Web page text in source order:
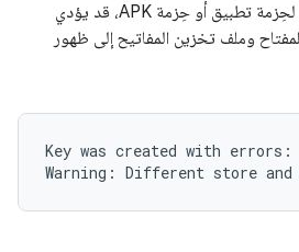
إعداد ميزة "توقيع التطبيق" لحِزمة تطبيق أو حِزمة APK، قد يؤدي
وملف تخزين المفاتيح إلى ظهور
Key was created with errors: